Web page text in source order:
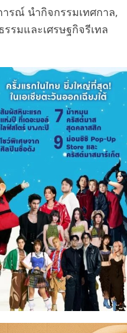
รณ์ นำกิจกรรมเทศกาล,
รมและเศรษฐกิจรีเทล